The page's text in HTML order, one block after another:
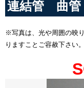
連結管 曲管
※写真は、光や周囲の映
りますことご容赦下さい。